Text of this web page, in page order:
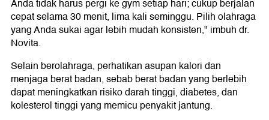
Anda tidak harus pergi ke gym setiap hari; cukup berjalan
cepat selama 30 menit, lima kali seminggu. Pilih olahraga
yang Anda sukai agar lebih mudah konsisten," imbuh dr.
Novita.
Selain berolahraga, perhatikan asupan kalori dan
menjaga berat badan, sebab berat badan yang berlebih
dapat meningkatkan risiko darah tinggi, diabetes, dan
kolesterol tinggi yang memicu penyakit jantung.